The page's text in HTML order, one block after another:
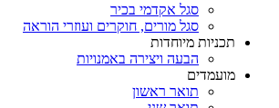
סגל אקדמי בכיר
סגל מורים, חוקרים ועוזרי הוראה
תכניות מיוחדות
הבעה ויצירה באמנויות
מועמדים
תואר ראשון